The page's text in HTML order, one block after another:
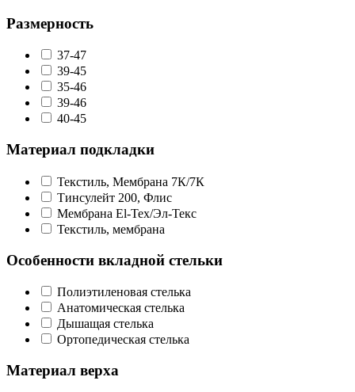
Размерность
37-47
39-45
35-46
39-46
40-45
Материал подкладки
Текстиль, Мембрана 7К/7К
Тинсулейт 200, Флис
Мембрана El-Tex/Эл-Текс
Текстиль, мембрана
Особенности вкладной стельки
Полиэтиленовая стелька
Анатомическая стелька
Дышащая стелька
Ортопедическая стелька
Материал верха